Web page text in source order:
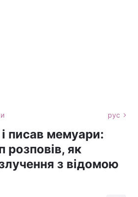
рус
писав мемуари:
розповів, як
з відомою